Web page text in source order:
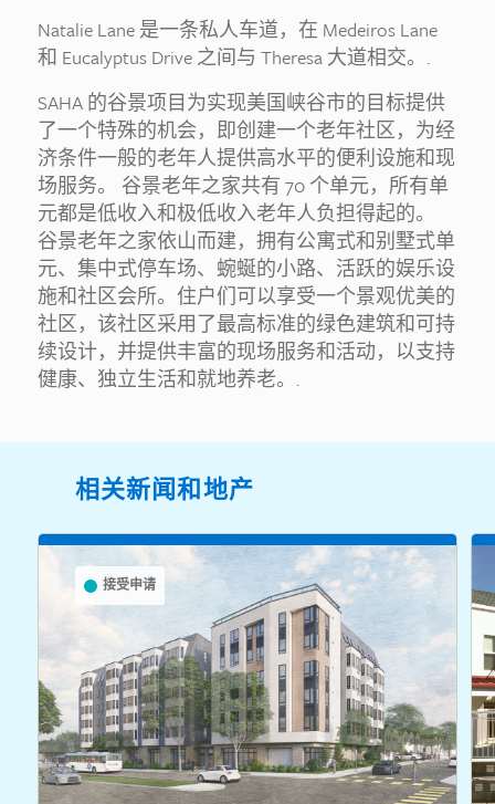
Natalie Lane 是一条私人车道，在 Medeiros Lane
和 Eucalyptus Drive 之间与 Theresa 大道相交。.
SAHA 的谷景项目为实现美国峡谷市的目标提供
了一个特殊的机会，即创建一个老年社区，为经
济条件一般的老年人提供高水平的便利设施和现
场服务。 谷景老年之家共有 70 个单元，所有单
元都是低收入和极低收入老年人负担得起的。
谷景老年之家依山而建，拥有公寓式和别墅式单
元、集中式停车场、蜿蜒的小路、活跃的娱乐设
施和社区会所。住户们可以享受一个景观优美的
社区，该社区采用了最高标准的绿色建筑和可持
续设计，并提供丰富的现场服务和活动，以支持
健康、独立生活和就地养老。.
相关新闻和地产
接受申请